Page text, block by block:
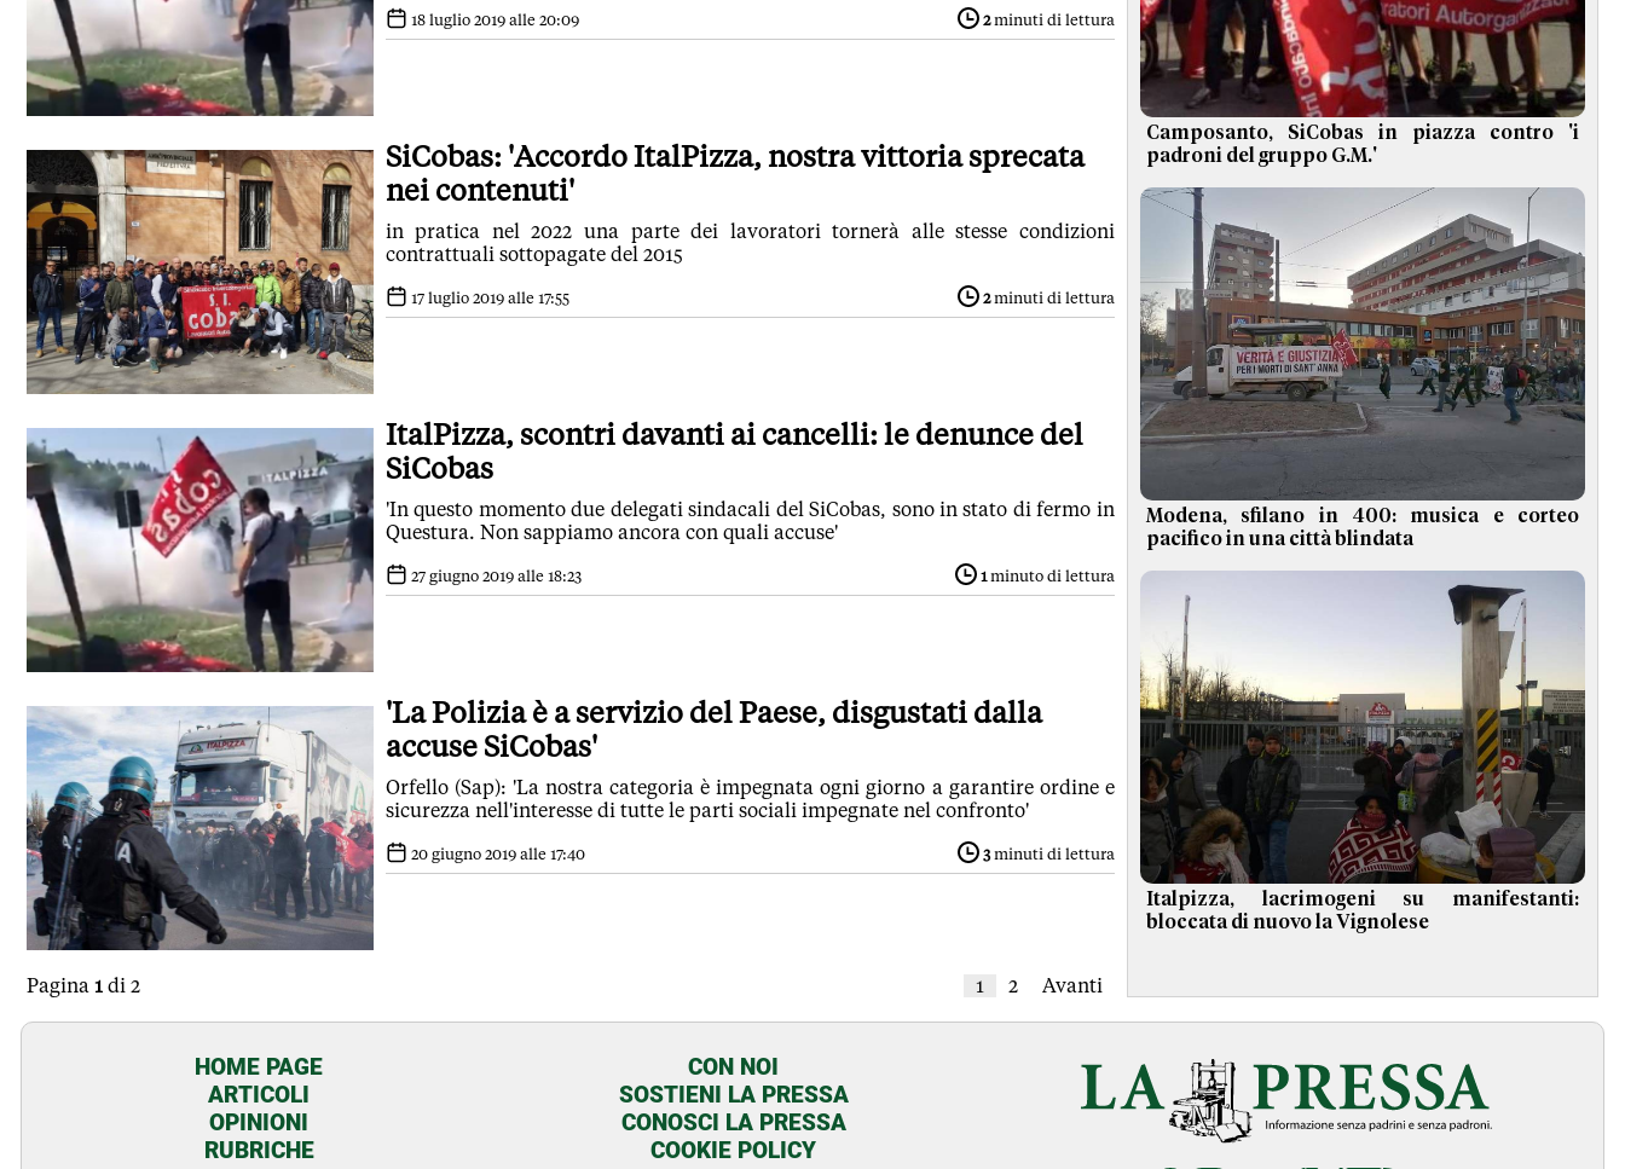
18 luglio 2019 alle 20:09 2minuti di lettura
SiCobas: 'Accordo ItalPizza, nostra vittoria sprecata
nei contenuti'
in pratica nel 2022 una parte dei lavoratori tornerà alle stesse condizioni
contrattuali sottopagate del 2015
17 luglio 2019 alle 17:55 2minuti di lettura
ItalPizza, scontri davanti ai cancelli: le denunce del
SiCobas
'In questo momento due delegati sindacali del SiCobas, sono in stato di fermo in
Questura. Non sappiamo ancora con quali accuse'
27 giugno 2019 alle 18:23 1minuto di lettura
'La Polizia è a servizio del Paese, disgustati dalla
accuse SiCobas'
Orfello (Sap): 'La nostra categoria è impegnata ogni giorno a garantire ordine e
sicurezza nell'interesse di tutte le parti sociali impegnate nel confronto'
20 giugno 2019 alle 17:40 3minuti di lettura
Pagina 1 di 2 1 2 Avanti
Camposanto, SiCobas in piazza contro 'i
padroni del gruppo G.M.'
Modena, sfilano in 400: musica e corteo
pacifico in una città blindata
Italpizza, lacrimogeni su manifestanti:
bloccata di nuovo la Vignolese
HOME PAGE
ARTICOLI
OPINIONI
RUBRICHE
CON NOI
SOSTIENI LA PRESSA
CONOSCI LA PRESSA
COOKIE POLICY